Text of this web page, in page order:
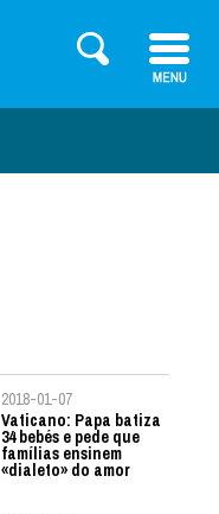
2018-01-07
Vaticano: Papa batiza
34 bebés e pede que
famílias ensinem
«dialeto» do amor